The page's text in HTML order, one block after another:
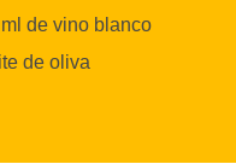
de vino blanco
de oliva